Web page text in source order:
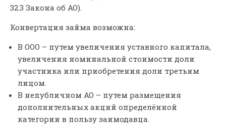
32.3 Закона об АО).
Конвертация займа возможна:
В ООО – путем увеличения уставного капитала,
увеличения номинальной стоимости доли
участника или приобретения доли третьим
лицом.
В непубличном АО – путем размещения
дополнительных акций определённой
категории в пользу заимодавца.